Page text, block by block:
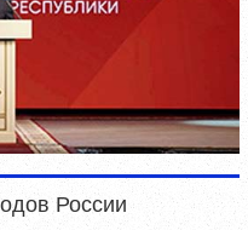
России